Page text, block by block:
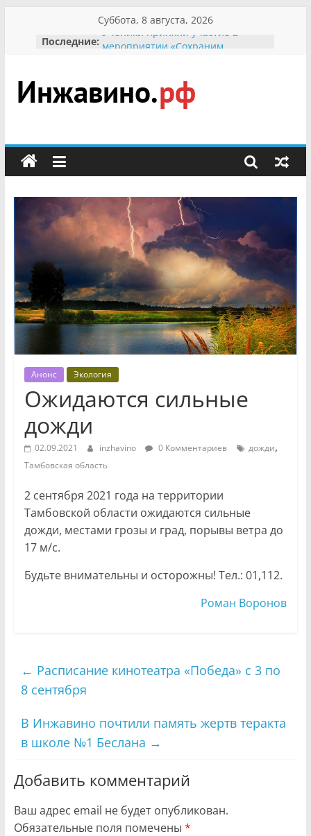
содержимому
Суббота, 8 августа, 2026
Последние: Ученики приняли участие в
В вольере Воронинского
заповедника родились крапчатые
Присвоение звания «Почётный
гражданин Инжавинского округа»
участнице Великой
Александре Николаевне
Кирсановой
Безопасность в сети Интернет
Инжавино.рф
сельский
портал
Анонс Экология
Ожидаются сильные
дожди
02.09.2021 inzhavino 0 Комментариев дожди,
Тамбовская область
2 сентября 2021 года на территории
Тамбовской области ожидаются сильные
дожди, местами грозы и град, порывы ветра до
17 м/с.
Будьте внимательны и осторожны! Тел.: 01,112.
Роман Воронов
← Расписание кинотеатра «Победа» с 3 по
8 сентября
В Инжавино почтили память жертв теракта
в школе №1 Беслана →
Добавить комментарий
Ваш адрес email не будет опубликован.
Обязательные поля помечены *